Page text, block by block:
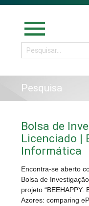
menu
Pesquisa
Bolsa de
Licenciado |
Informática
Encontra-se aberto
Bolsa de
projeto
Azores: comparing